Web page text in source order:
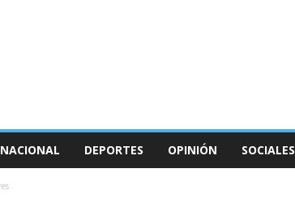
NACIONAL DEPORTES OPINIÓN SOCIALES